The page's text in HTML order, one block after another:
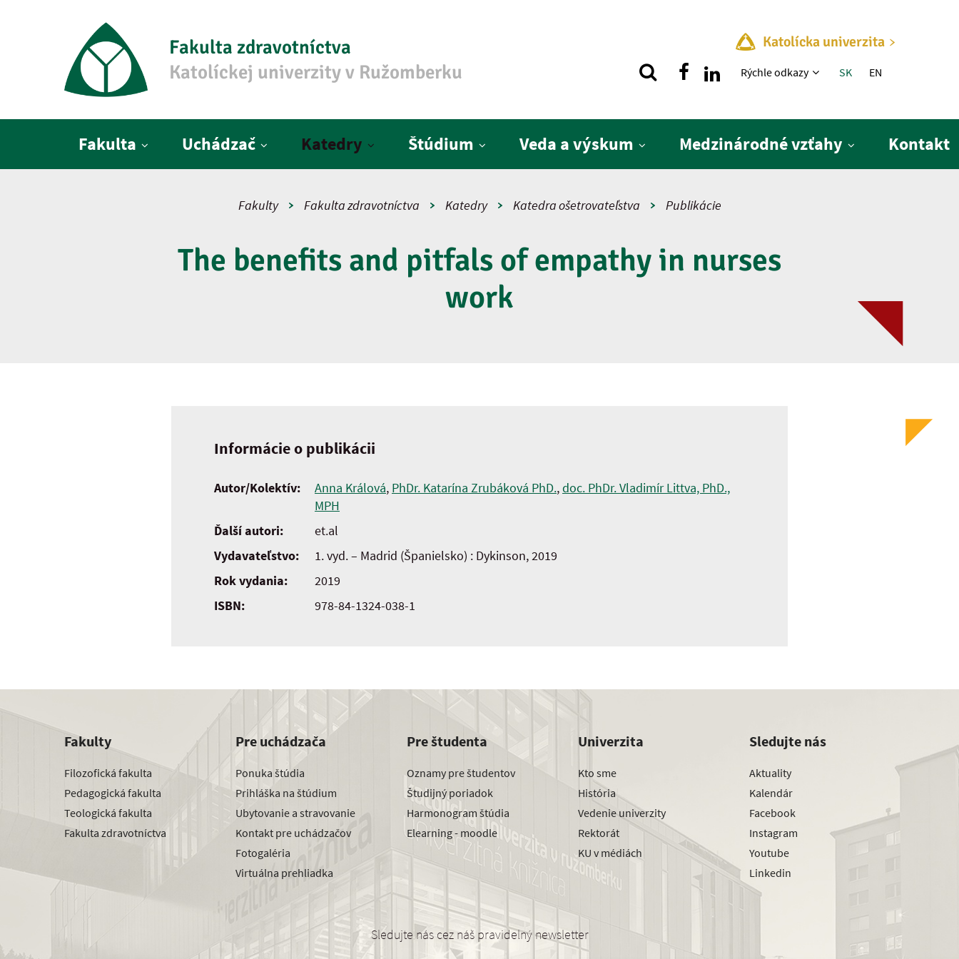
Fakulta zdravotníctva
Katolíckej univerzity v Ružomberku
Katolícka univerzita
Rýchle menu
Rýchle odkazy SK EN
Fakulta Uchádzač Katedry Štúdium Veda a výskum Medzinárodné vzťahy Kontakt
Fakulty Fakulta zdravotníctva Katedry Katedra ošetrovateľstva Publikácie
The benefits and pitfals of empathy in nurses
work
Informácie o publikácii
Autor/Kolektív: Anna Králová, PhDr. Katarína Zrubáková PhD.,doc. PhDr. Vladimír Littva, PhD.,
MPH
Ďalší autori:
et.al
Vydavateľstvo:
1. vyd. – Madrid (Španielsko) : Dykinson, 2019
Rok vydania:
2019
ISBN:
978-84-1324-038-1
Fakulty
Filozofická fakulta
Pedagogická fakulta
Teologická fakulta
Fakulta zdravotníctva
Pre uchádzača
Ponuka štúdia
Prihláška na štúdium
Ubytovanie a stravovanie
Kontakt pre uchádzačov
Fotogaléria
Virtuálna prehliadka
Pre študenta
Oznamy pre študentov
Študijný poriadok
Harmonogram štúdia
Elearning - moodle
Univerzita
Kto sme
História
Vedenie univerzity
Rektorát
KU v médiách
Sledujte nás
Aktuality
Kalendár
Facebook
Instagram
Youtube
Linkedin
Sledujte nás cez náš pravidelný newsletter